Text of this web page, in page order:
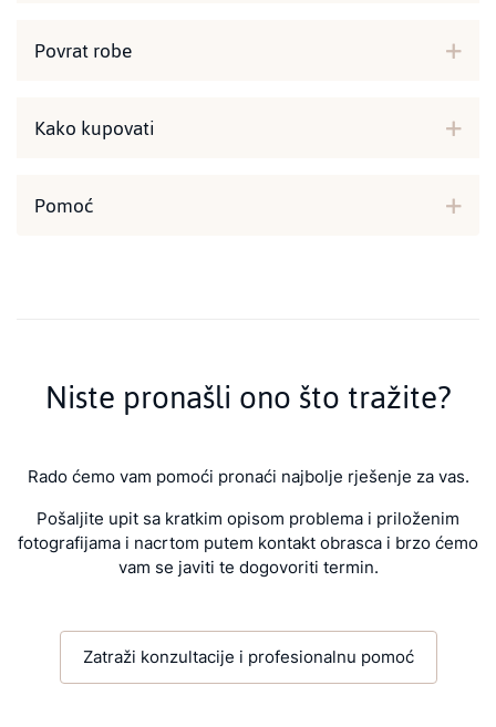
Povrat robe
Kako kupovati
Pomoć
Niste pronašli ono što tražite?
Rado ćemo vam pomoći pronaći najbolje rješenje za vas.
Pošaljite upit sa kratkim opisom problema i priloženim
fotografijama i nacrtom putem kontakt obrasca i brzo ćemo
vam se javiti te dogovoriti termin.
Zatraži konzultacije i profesionalnu pomoć